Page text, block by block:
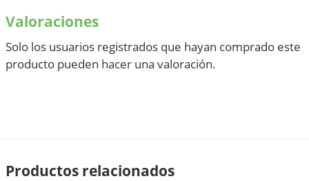
Valoraciones
Solo los usuarios registrados que hayan comprado este
producto pueden hacer una valoración.
Productos relacionados